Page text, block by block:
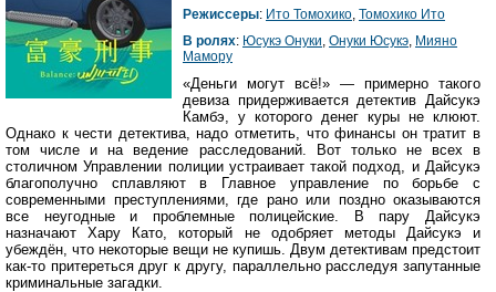
Режиссеры: Ито Томохико Томохико Ито
В ролях: Юсукэ Онуки Онуки Юсукэ Мияно
Мамору
«Деньги могут всё!» — примерно такого
девиза придерживается детектив Дайсукэ
Камбэ, у которого денег куры не клюют.
Однако к чести детектива, надо отметить, что финансы он тратит в
том числе и на ведение расследований. Вот только не всех в
столичном Управлении полиции устраивает такой подход, и Дайсукэ
благополучно сплавляют в Главное управление по борьбе с
современными преступлениями, где рано или поздно оказываются
все неугодные и проблемные полицейские. В пару Дайсукэ
назначают Хару Като, который не одобряет методы Дайсукэ и
убеждён, что некоторые вещи не купишь. Двум детективам предстоит
как-то притереться друг к другу, параллельно расследуя запутанные
криминальные загадки.